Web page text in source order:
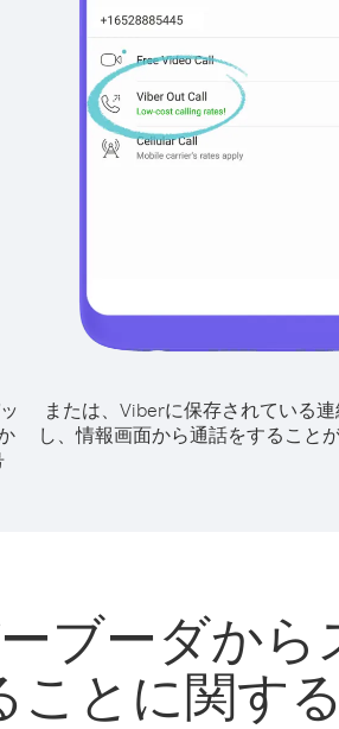
または、Viberに保存されている
し、情報画面から通話をすること
ブーダか
ことに関す